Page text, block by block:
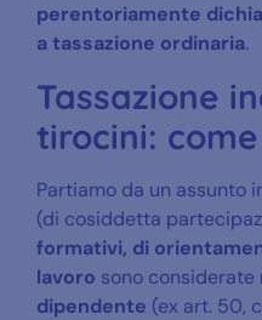
perentoriamente
atassazione ordinaria.
Tassazione
tirocini:
Partiamo da un assunto
(di cosiddetta
formativi, di
lavoro sono considerate
dipendente (ex art. 50,